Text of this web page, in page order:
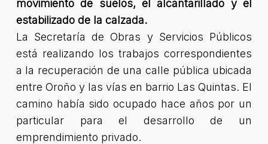
movimiento de suelos, el alcantarillado y el
estabilizado de la calzada.
La Secretaría de Obras y Servicios Públicos
está realizando los trabajos correspondientes
a la recuperación de una calle pública ubicada
entre Oroño y las vías en barrio Las Quintas. El
camino había sido ocupado hace años por un
particular para el desarrollo de un
emprendimiento privado.